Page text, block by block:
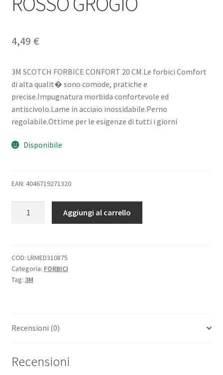
4,49 €
3M SCOTCH FORBICE CONFORT 20 CM.Le forbici Comfort
di alta qualit� sono comode, pratiche e
precise.Impugnatura morbida confortevole ed
antiscivolo.Lame in acciaio inossidabile.Perno
regolabile.Ottime per le esigenze di tutti i giorni
Disponibile
EAN: 4046719271320
LAMA
IN
ACCIAIO
COMFORT
ROSSO
GROGIO
Aggiungi al carrello
COD: LRMED310875
Categoria: FORBICI
Tag: 3M
Recensioni (0)
Recensioni